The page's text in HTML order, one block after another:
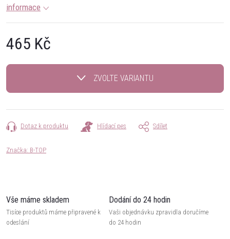
informace
465 Kč
cena:
ZVOLTE VARIANTU
Dotaz k produktu Hlídací pes Sdílet
Značka: B-TOP
Vše máme skladem
Tisíce produktů máme připravené k
odeslání
Dodání do 24 hodin
Vaši objednávku zpravidla doručíme
do 24 hodin